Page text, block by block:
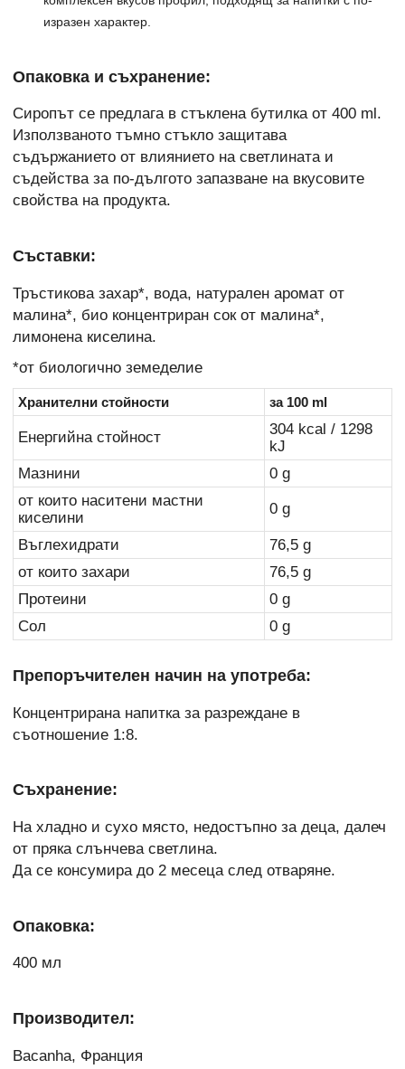
изразен характер.
Опаковка и съхранение:
Сиропът се предлага в стъклена бутилка от 400 ml.
Използваното тъмно стъкло защитава
съдържанието от влиянието на светлината и
съдейства за по-дългото запазване на вкусовите
свойства на продукта.
Съставки:
Тръстикова захар*, вода, натурален аромат от
малина*, био концентриран сок от малина*,
лимонена киселина.
*от биологично земеделие
Хранителни стойности за 100 ml
Енергийна стойност
304 kcal / 1298
kJ
Мазнини
0 g
от които наситени мастни
киселини
0 g
Въглехидрати
76,5 g
от които захари
76,5 g
Протеини
0 g
Сол
0 g
Препоръчителен начин на употреба:
Концентрирана напитка за разреждане в
съотношение 1:8.
Съхранение:
На хладно и сухо място, недостъпно за деца, далеч
от пряка слънчева светлина.
Да се консумира до 2 месеца след отваряне.
Опаковка:
400 мл
Производител:
Bacanha, Франция